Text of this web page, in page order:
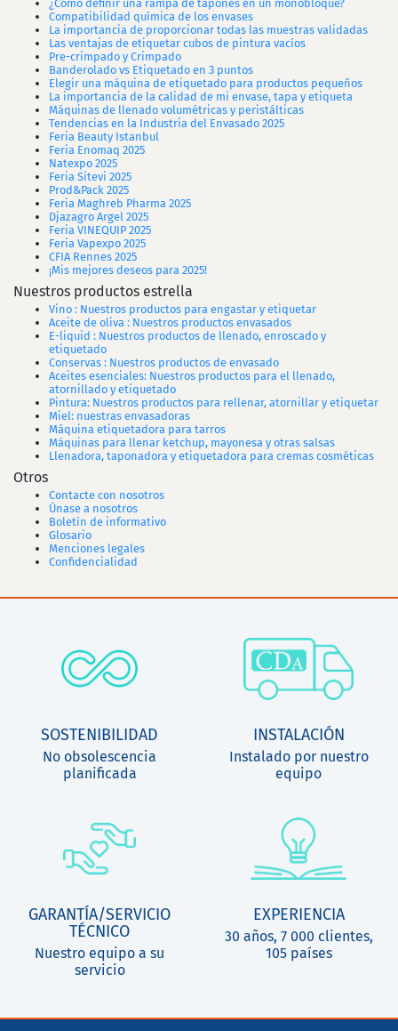
¿Cómo definir una rampa de tapones en un monobloque?
Compatibilidad química de los envases
La importancia de proporcionar todas las muestras validadas
Las ventajas de etiquetar cubos de pintura vacíos
Pre-crimpado y Crimpado
Banderolado vs Etiquetado en 3 puntos
Elegir una máquina de etiquetado para productos pequeños
La importancia de la calidad de mi envase, tapa y etiqueta
Máquinas de llenado volumétricas y peristálticas
Tendencias en la Industria del Envasado 2025
Feria Beauty Istanbul
Feria Enomaq 2025
Natexpo 2025
Feria Sitevi 2025
Prod&Pack 2025
Feria Maghreb Pharma 2025
Djazagro Argel 2025
Feria VINEQUIP 2025
Feria Vapexpo 2025
CFIA Rennes 2025
¡Mis mejores deseos para 2025!
Nuestros productos estrella
Vino : Nuestros productos para engastar y etiquetar
Aceite de oliva : Nuestros productos envasados
E-liquid : Nuestros productos de llenado, enroscado y
etiquetado
Conservas : Nuestros productos de envasado
Aceites esenciales: Nuestros productos para el llenado,
atornillado y etiquetado
Pintura: Nuestros productos para rellenar, atornillar y etiquetar
Miel: nuestras envasadoras
Máquina etiquetadora para tarros
Máquinas para llenar ketchup, mayonesa y otras salsas
Llenadora, taponadora y etiquetadora para cremas cosméticas
Otros
Contacte con nosotros
Únase a nosotros
Boletín de informativo
Glosario
Menciones legales
Confidencialidad
SOSTENIBILIDAD
No obsolescencia
planificada
INSTALACIÓN
Instalado por nuestro
equipo
GARANTÍA/SERVICIO
TÉCNICO
Nuestro equipo a su
servicio
EXPERIENCIA
30 años, 7 000 clientes,
105 países